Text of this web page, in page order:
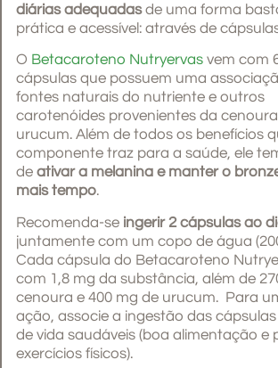
diárias adequadasde uma forma
prática e acessível: através de
O Betacaroteno Nutryervas vem com
cápsulas que possuem uma
fontes naturais do nutriente e outros
carotenóides provenientes da
urucum. Além de todos os benefícios
componente traz para a saúde, ele
deativar a melanina e manter o
mais tempo.
Recomenda-se ingerir 2 cápsulas ao
juntamente com um copo de água
Cada cápsula do Betacaroteno
com 1,8 mg da substância, além de
cenoura e 400 mg de urucum. Para
ação, associe a ingestão das
de vida saudáveis (boa alimentação e
exercícios físicos).